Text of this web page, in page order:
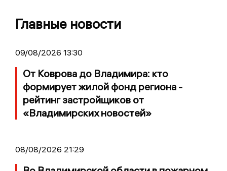
Главные новости
09/08/2026 13:30
От Коврова до Владимира: кто
формирует жилой фонд региона -
рейтинг застройщиков от
«Владимирских новостей»
08/08/2026 21:29